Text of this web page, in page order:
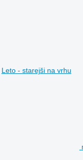
Leto - starejši na vrhu